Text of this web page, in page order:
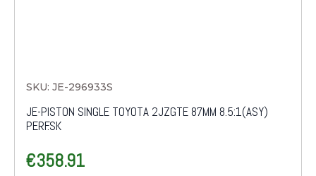
SKU: JE-296933S
JE-PISTON SINGLE TOYOTA 2JZGTE 87MM 8.5:1(ASY)
PERF.SK
€358.91